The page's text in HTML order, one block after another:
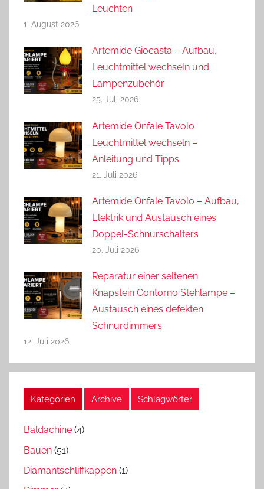
Leuchten
1. August 2026
Artemide Giocasta – Aufbau,
Leuchtmittel wechseln und
Lampenzubehör
25. Juli 2026
Artemide Onfale Tavolo
Leuchtmittel wechseln –
Anleitung und Tipps
21. Juli 2026
Artemide Onfale Tavolo – Aufbau,
Elektrik und Austausch eines
Doppel-Schnurschalters
20. Juli 2026
Reparatur einer seltenen
Knapstein Contorno Stehlampe –
Austausch eines defekten
Schnurdimmers
12. Juli 2026
Kategorien Archive Schlagwörter
Baldachine (4)
Bauen (51)
Diamantschliffkappen (1)